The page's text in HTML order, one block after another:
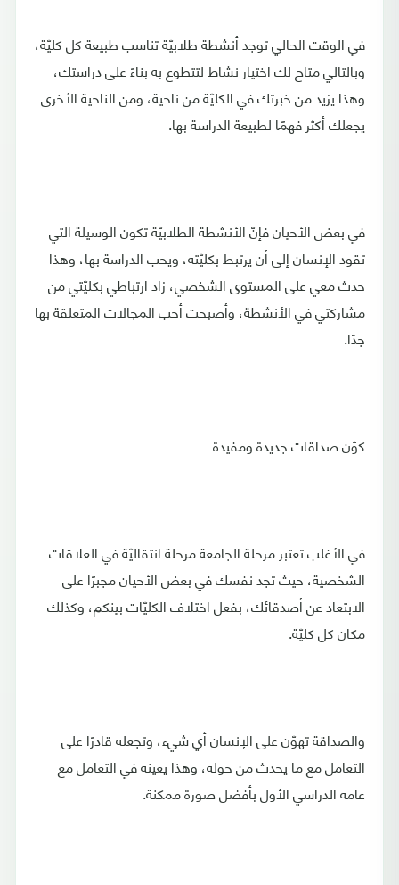
في الوقت الحالي توجد أنشطة طلابيّة تناسب طبيعة كل كليّة،
وبالتالي متاح لك اختيار نشاط لتتطوع به بناءً على دراستك،
وهذا يزيد من خبرتك في الكليّة من ناحية، ومن الناحية الأخرى
يجعلك أكثر فهمًا لطبيعة الدراسة بها.
في بعض الأحيان فإنّ الأنشطة الطلابيّة تكون الوسيلة التي
تقود الإنسان إلى أن يرتبط بكليّته، ويحب الدراسة بها، وهذا
حدث معي على المستوى الشخصي، زاد ارتباطي بكليّتي من
مشاركتي في الأنشطة، وأصبحت أحب المجالات المتعلقة بها
جدًا.
كوّن صداقات جديدة ومفيدة
في الأغلب تعتبر مرحلة الجامعة مرحلة انتقاليّة في العلاقات
الشخصية، حيث تجد نفسك في بعض الأحيان مجبرًا على
الابتعاد عن أصدقائك، بفعل اختلاف الكليّات بينكم، وكذلك
مكان كل كليّة.
والصداقة تهوّن على الإنسان أي شيء، وتجعله قادرًا على
التعامل مع ما يحدث من حوله، وهذا يعينه في التعامل مع
عامه الدراسي الأول بأفضل صورة ممكنة.